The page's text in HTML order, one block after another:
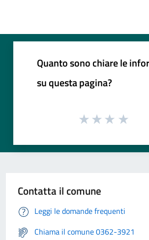
Quanto sono chiare le
su questa pagina?
Contatta il comune
Leggi le domande frequenti
Chiama il comune 0362-3921